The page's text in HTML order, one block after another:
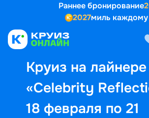
Раннее бронирование
2027миль каждому
Круиз на лайнере
«Celebrity
18 февраля по 21
Выбор кают